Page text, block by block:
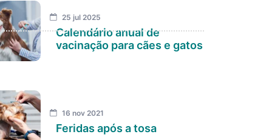
25 jul 2025
Calendário anual de
vacinação para cães e gatos
16 nov 2021
Feridas após a tosa